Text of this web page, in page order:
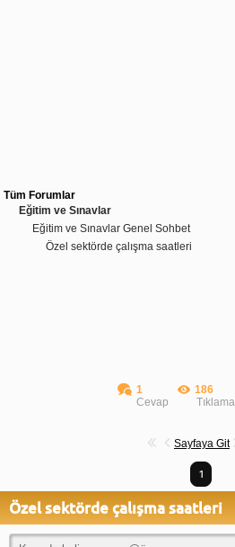
Tüm Forumlar
Eğitim ve Sınavlar
Eğitim ve Sınavlar Genel Sohbet
Özel sektörde çalışma saatleri
1
Cevap
186
Tıklama
Sayfaya Git
1
Özel sektörde çalışma saatleri